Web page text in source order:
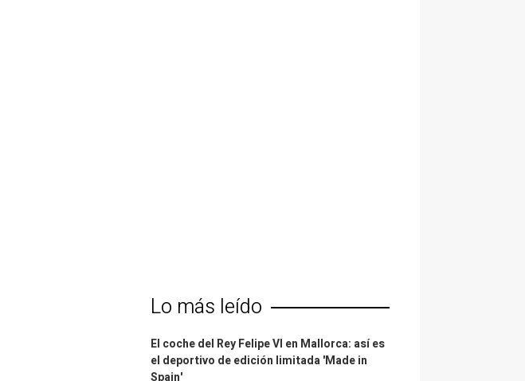
Lo más leído
El coche del Rey Felipe VI en Mallorca: así es
el deportivo de edición limitada 'Made in
Spain'